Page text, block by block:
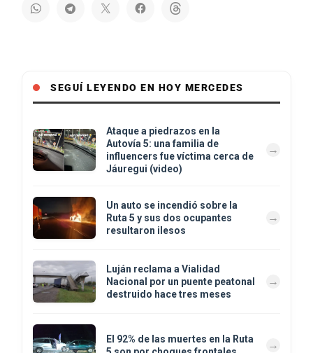
SEGUÍ LEYENDO EN HOY MERCEDES
Ataque a piedrazos en la
Autovía 5: una familia de
influencers fue víctima cerca de
Jáuregui (video)
Un auto se incendió sobre la
Ruta 5 y sus dos ocupantes
resultaron ilesos
Luján reclama a Vialidad
Nacional por un puente peatonal
destruido hace tres meses
El 92% de las muertes en la Ruta